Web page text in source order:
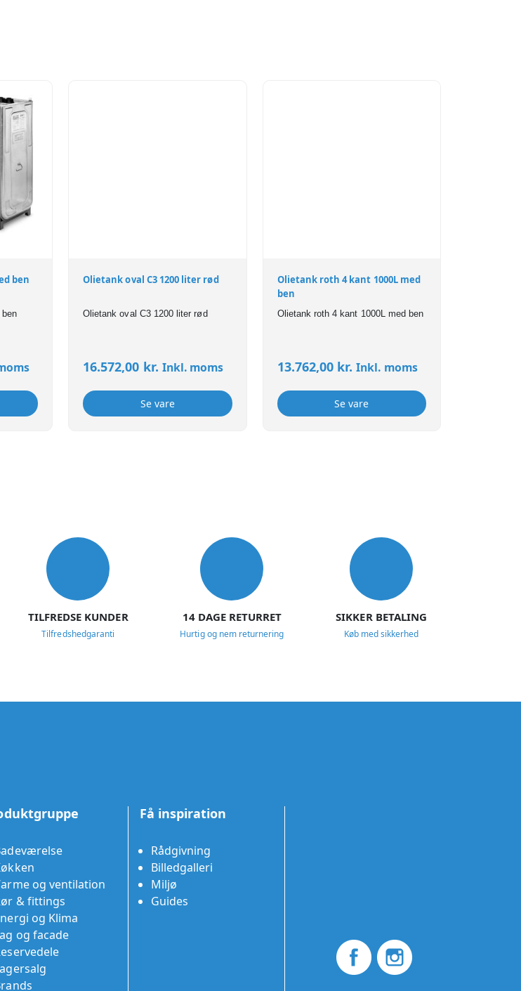
ben Olietank oval C3 1200 liter rød
Olietank oval C3 1200 liter rød
16.572,00 kr. Inkl. moms
Se vare
Olietank roth 4 kant 1000L med
ben
Olietank roth 4 kant 1000L med ben
13.762,00 kr. Inkl. moms
Se vare
TILFREDSE KUNDER
Tilfredshedgaranti
14 DAGE RETURRET
Hurtig og nem returnering
SIKKER BETALING
Køb med sikkerhed
og ventilation
& fittings
og Klima
og facade
Få inspiration
Rådgivning
Billedgalleri
Miljø
Guides